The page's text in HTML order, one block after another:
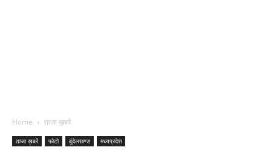
Home ताजा ख़बरें
ताजा ख़बरें फोटो बुंदेलखण्ड मध्यप्रदेश